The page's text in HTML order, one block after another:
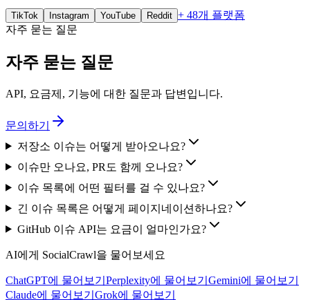
TikTok Instagram YouTube Reddit + 48개 플랫폼
자주 묻는 질문
자주 묻는 질문
API, 요금제, 기능에 대한 질문과 답변입니다.
문의하기
저장소 이슈는 어떻게 받아오나요?
이슈만 오나요, PR도 함께 오나요?
이슈 목록에 어떤 필터를 걸 수 있나요?
긴 이슈 목록은 어떻게 페이지네이션하나요?
GitHub 이슈 API는 요금이 얼마인가요?
AI에게 SocialCrawl을 물어보세요
ChatGPT에 물어보기 Perplexity에 물어보기 Gemini에 물어보기
Claude에 물어보기 Grok에 물어보기